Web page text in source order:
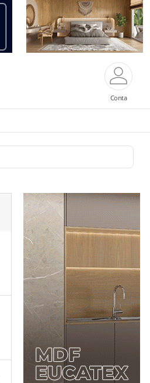
Conta